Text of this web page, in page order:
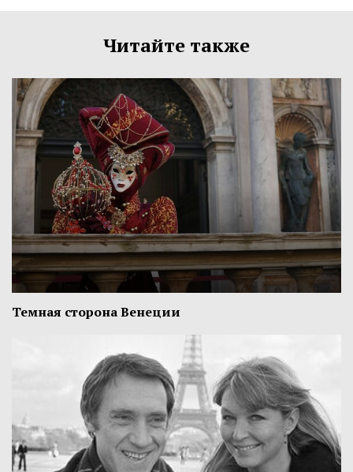
Читайте также
Темная сторона Венеции